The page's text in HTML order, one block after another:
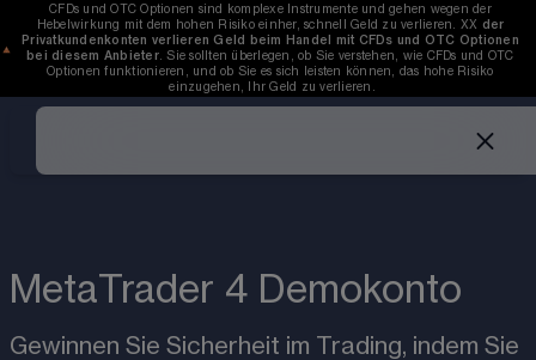
CFDs und OTC Optionen sind komplexe Instrumente und gehen wegen der
Hebelwirkung mit dem hohen Risiko einher, schnell Geld zu verlieren. XX der
Privatkundenkonten verlieren Geld beim Handel mit CFDs und OTC Optionen
bei diesem Anbieter. Sie sollten überlegen, ob Sie verstehen, wie CFDs und OTC
Optionen funktionieren, und ob Sie es sich leisten können, das hohe Risiko
einzugehen, Ihr Geld zu verlieren.
MetaTrader 4 Demokonto
Gewinnen Sie Sicherheit im Trading, indem Sie